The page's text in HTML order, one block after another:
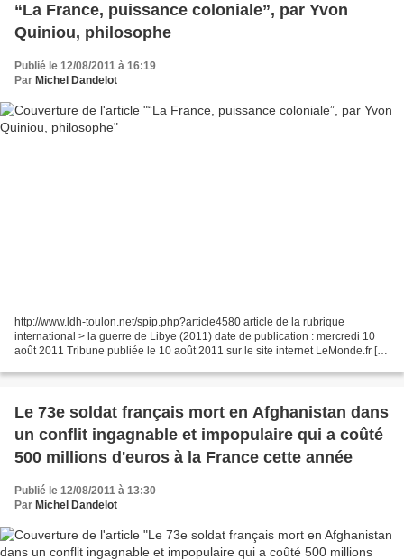
“La France, puissance coloniale”, par Yvon
Quiniou, philosophe
Publié le 12/08/2011 à 16:19
Par Michel Dandelot
http://www.ldh-toulon.net/spip.php?article4580 article de la rubrique
international > la guerre de Libye (2011) date de publication : mercredi 10
août 2011 Tribune publiée le 10 août 2011 sur le site internet LeMonde.fr [ 1
Le 73e soldat français mort en Afghanistan dans
un conflit ingagnable et impopulaire qui a coûté
500 millions d'euros à la France cette année
Publié le 12/08/2011 à 13:30
Par Michel Dandelot